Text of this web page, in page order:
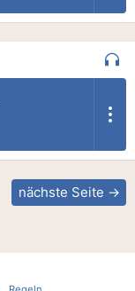
nächste Seite →